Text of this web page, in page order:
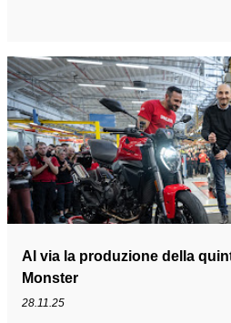
Al via la produzione della
Monster
28.11.25